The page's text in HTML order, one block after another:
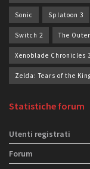
Sonic Splatoon 3
Switch 2 The
Xenoblade Chronicles 3
Zelda: Tears of the
Statistiche forum
Utenti registrati
Forum